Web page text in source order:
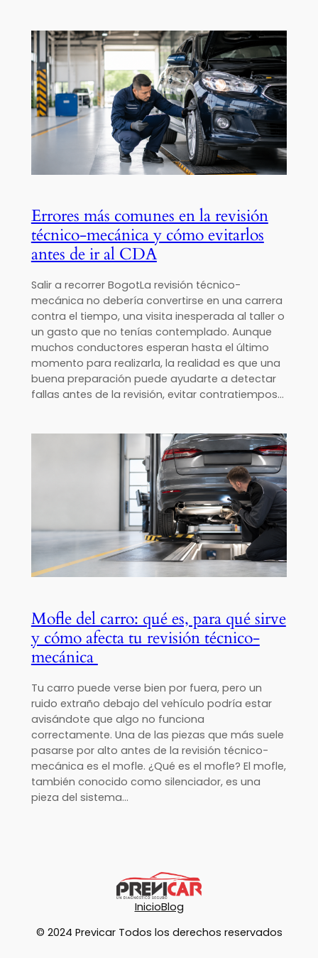
Errores más comunes en la revisión
técnico-mecánica y cómo evitarlos
antes de ir al CDA
Salir a recorrer BogotLa revisión técnico-
mecánica no debería convertirse en una carrera
contra el tiempo, una visita inesperada al taller o
un gasto que no tenías contemplado. Aunque
muchos conductores esperan hasta el último
momento para realizarla, la realidad es que una
buena preparación puede ayudarte a detectar
fallas antes de la revisión, evitar contratiempos…
Mofle del carro: qué es, para qué sirve
y cómo afecta tu revisión técnico-
mecánica
Tu carro puede verse bien por fuera, pero un
ruido extraño debajo del vehículo podría estar
avisándote que algo no funciona
correctamente. Una de las piezas que más suele
pasarse por alto antes de la revisión técnico-
mecánica es el mofle. ¿Qué es el mofle? El mofle,
también conocido como silenciador, es una
pieza del sistema…
InicioBlog
© 2024 Previcar Todos los derechos reservados